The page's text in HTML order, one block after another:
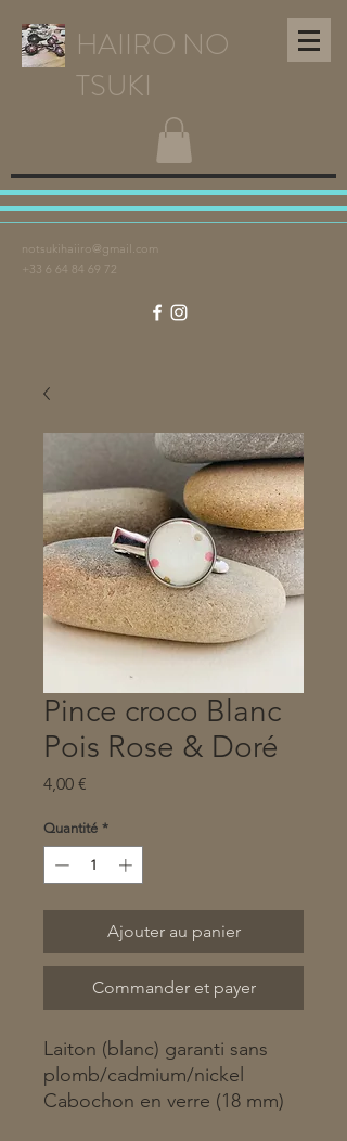
HAIIRO NO
TSUKI
notsukihaiiro@gmail.com
+33 6 64 84 69 72
Pince croco Blanc
Pois Rose & Doré
4,00 €
Quantité *
Ajouter au panier
Commander et payer
Laiton (blanc) garanti sans
plomb/cadmium/nickel
Cabochon en verre (18 mm)